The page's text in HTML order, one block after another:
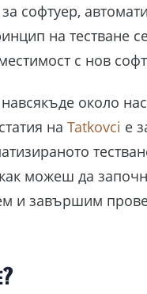
софтуер,
на тестване
с нов
около
на Tatkovci е
можеш да
и завършим